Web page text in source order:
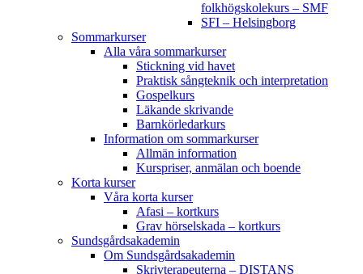
folkhögskolekurs – SMF
SFI – Helsingborg
Sommarkurser
Alla våra sommarkurser
Stickning vid havet
Praktisk sångteknik och interpretation
Gospelkurs
Läkande skrivande
Barnkörledarkurs
Information om sommarkurser
Allmän information
Kurspriser, anmälan och boende
Korta kurser
Våra korta kurser
Afasi – kortkurs
Grav hörselskada – kortkurs
Sundsgårdsakademin
Om Sundsgårdsakademin
Skrivterapeuterna – DISTANS